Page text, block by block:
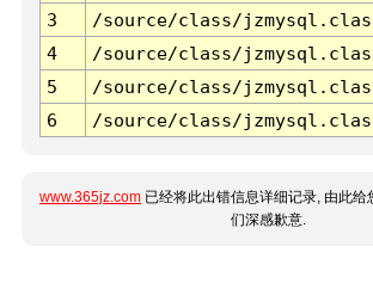
3 /source/class/
4
/source/class/
5
/source/class/
6
/source/class/
www.365jz.com 已经将此出错信息详细记录, 由此
们深感歉意.